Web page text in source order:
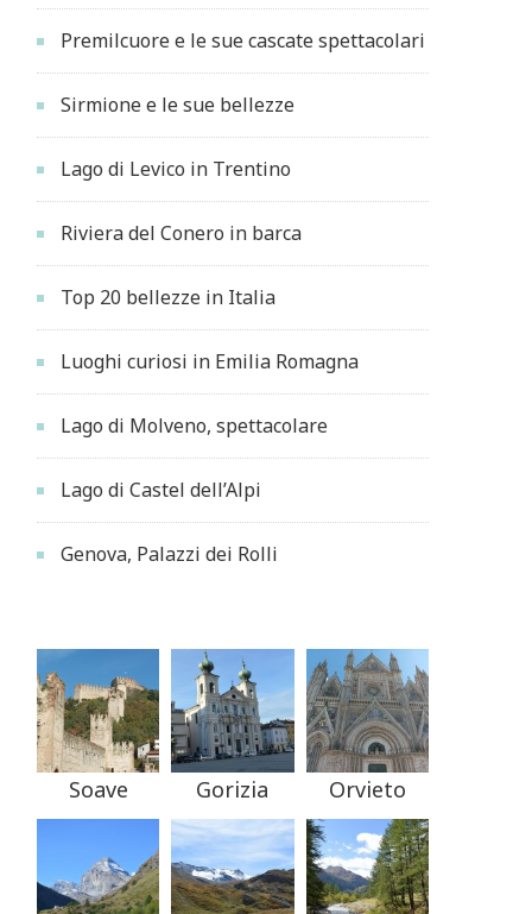
Premilcuore e le sue cascate spettacolari
Sirmione e le sue bellezze
Lago di Levico in Trentino
Riviera del Conero in barca
Top 20 bellezze in Italia
Luoghi curiosi in Emilia Romagna
Lago di Molveno, spettacolare
Lago di Castel dell’Alpi
Genova, Palazzi dei Rolli
Soave Gorizia Orvieto